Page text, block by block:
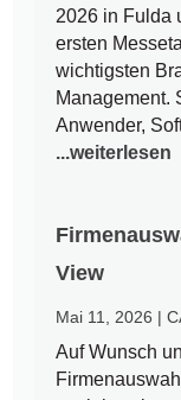
2026 in Fulda
ersten
wichtigsten
Management.
Anwender,
...weiterlesen
View
Mai 11, 2026 |
Auf Wunsch